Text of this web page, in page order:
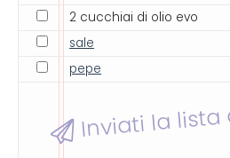
2 cucchiai di olio evo
sale
pepe
Inviati la lista